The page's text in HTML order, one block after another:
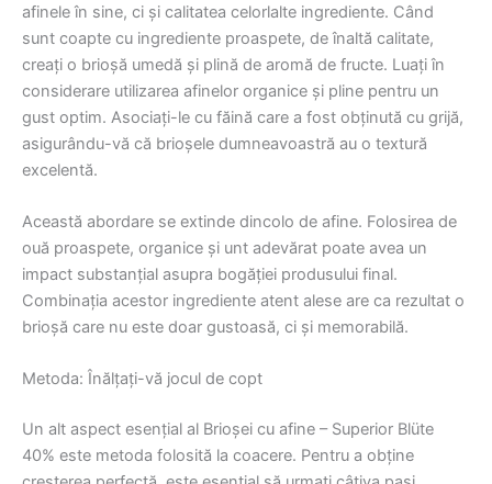
afinele în sine, ci și calitatea celorlalte ingrediente. Când
sunt coapte cu ingrediente proaspete, de înaltă calitate,
creați o brioșă umedă și plină de aromă de fructe. Luați în
considerare utilizarea afinelor organice și pline pentru un
gust optim. Asociați-le cu făină care a fost obținută cu grijă,
asigurându-vă că brioșele dumneavoastră au o textură
excelentă.
Această abordare se extinde dincolo de afine. Folosirea de
ouă proaspete, organice și unt adevărat poate avea un
impact substanțial asupra bogăției produsului final.
Combinația acestor ingrediente atent alese are ca rezultat o
brioșă care nu este doar gustoasă, ci și memorabilă.
Metoda: Înălțați-vă jocul de copt
Un alt aspect esențial al Brioșei cu afine – Superior Blüte
40% este metoda folosită la coacere. Pentru a obține